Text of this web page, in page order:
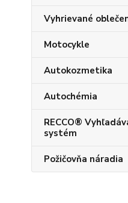
Vyhrievané
Motocykle
Autokozmetika
Autochémia
RECCO®
systém
Požičovňa náradia